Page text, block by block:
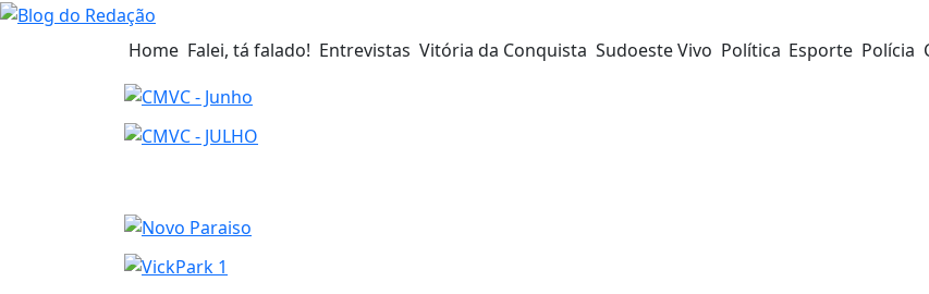
Home Falei, tá falado! Entrevistas Vitória da Conquista Sudoeste Vivo Política Esporte Polícia